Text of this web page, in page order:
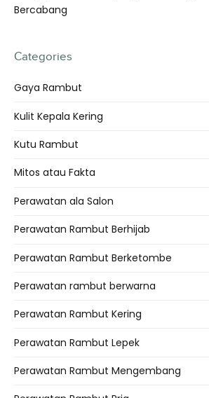
Bercabang
Categories
Gaya Rambut
Kulit Kepala Kering
Kutu Rambut
Mitos atau Fakta
Perawatan ala Salon
Perawatan Rambut Berhijab
Perawatan Rambut Berketombe
Perawatan rambut berwarna
Perawatan Rambut Kering
Perawatan Rambut Lepek
Perawatan Rambut Mengembang